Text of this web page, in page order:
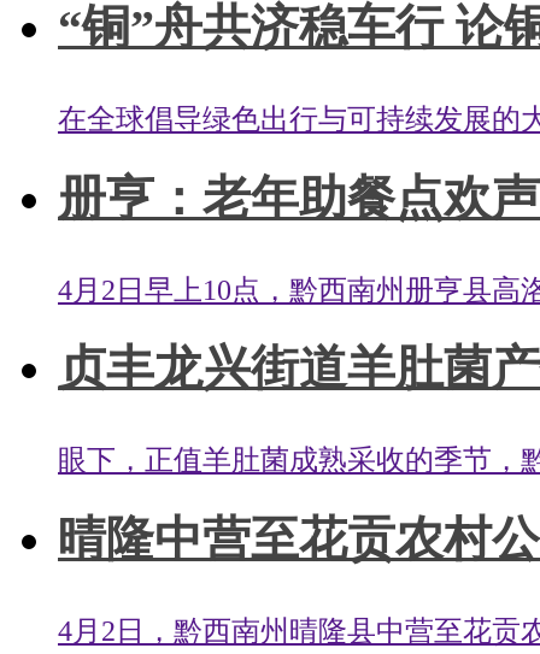
“铜”舟共济稳车行 论
在全球倡导绿色出行与可持续发展的
册亨：老年助餐点欢
4月2日早上10点，黔西南州册亨县高
贞丰龙兴街道羊肚菌
眼下，正值羊肚菌成熟采收的季节，
晴隆中营至花贡农村
4月2日，黔西南州晴隆县中营至花贡